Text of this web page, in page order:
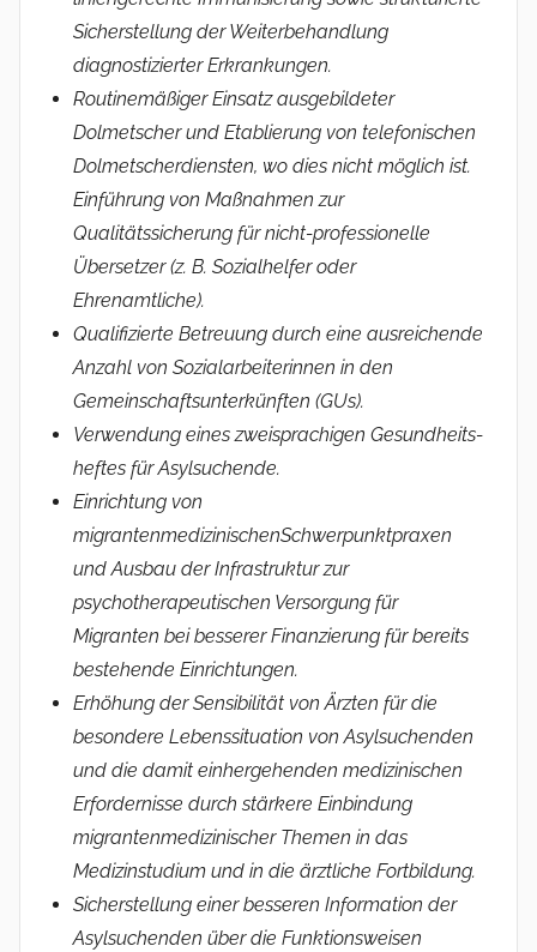
Sicherstellung der Weiterbehandlung
diagnostizierter Erkrankungen.
Routinemäßiger Einsatz ausgebildeter
Dolmetscher und Etablierung von telefonischen
Dolmetscherdiensten, wo dies nicht möglich ist.
Einführung von Maßnahmen zur
Qualitätssicherung für nicht-professionelle
Übersetzer (z. B. Sozialhelfer oder
Ehrenamtliche).
Qualifizierte Betreuung durch eine ausrei­chende
Anzahl von Sozialarbeiterinnen in den
Gemeinschaftsunterkünften (GUs).
Verwendung eines zweisprachigen Gesundheits­
heftes für Asylsuchende.
Einrichtung von
migrantenmedizinischenSchwerpunktpraxen
und Ausbau der Infra­struktur zur
psychotherapeutischen Versor­gung für
Migranten bei besserer Finanzierung für bereits
bestehende Einrichtungen.
Erhöhung der Sensibilität von Ärzten für die
besondere Lebenssituation von Asylsuchenden
und die damit einhergehenden medizi­nischen
Erfordernisse durch stärkere Einbindung
migrantenmedizinischer Themen in das
Medizinstudium und in die ärztliche Fortbildung.
Sicherstellung einer besseren Information der
Asylsuchenden über die Funktionsweisen